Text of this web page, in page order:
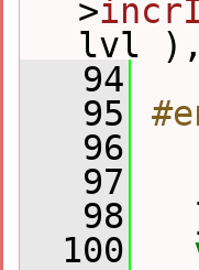
>
lvl
   94
   95
   96
   97
   98
  100